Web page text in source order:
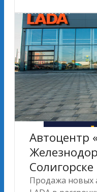
Автоцентр
Солигорске
Продажа новых